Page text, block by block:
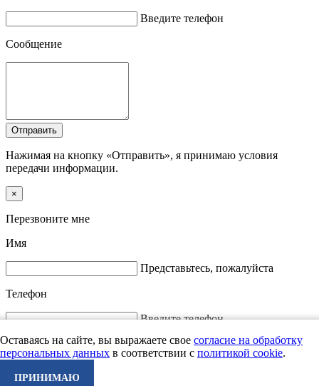
Оставаясь на сайте, вы выражаете свое согласие на обработку
персональных данных в соответствии с политикой cookie.
ПРИНИМАЮ
Введите телефон
Сообщение
Отправить
Нажимая на кнопку «Отправить», я принимаю условия
передачи информации.
×
Перезвоните мне
Имя
Представьтесь, пожалуйста
Телефон
Введите телефон
Нажимая на кнопку «Отправить», я принимаю условия
передачи информации.